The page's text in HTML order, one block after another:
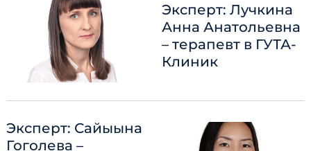
Эксперт: Лучкина
Анна Анатольевна
– терапевт в ГУТА-
Клиник
Эксперт: Сайыына
Гоголева –